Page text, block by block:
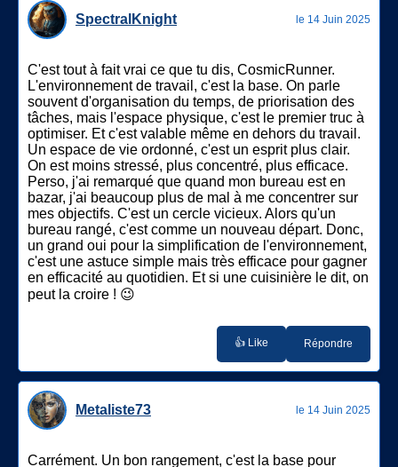
SpectralKnight le 14 Juin 2025
C'est tout à fait vrai ce que tu dis, CosmicRunner.
L'environnement de travail, c'est la base. On parle
souvent d'organisation du temps, de priorisation des
tâches, mais l'espace physique, c'est le premier truc à
optimiser. Et c'est valable même en dehors du travail.
Un espace de vie ordonné, c'est un esprit plus clair.
On est moins stressé, plus concentré, plus efficace.
Perso, j'ai remarqué que quand mon bureau est en
bazar, j'ai beaucoup plus de mal à me concentrer sur
mes objectifs. C'est un cercle vicieux. Alors qu'un
bureau rangé, c'est comme un nouveau départ. Donc,
un grand oui pour la simplification de l'environnement,
c'est une astuce simple mais très efficace pour gagner
en efficacité au quotidien. Et si une cuisinière le dit, on
peut la croire ! 😉
👍 Like Répondre
Metaliste73 le 14 Juin 2025
Carrément. Un bon rangement, c'est la base pour